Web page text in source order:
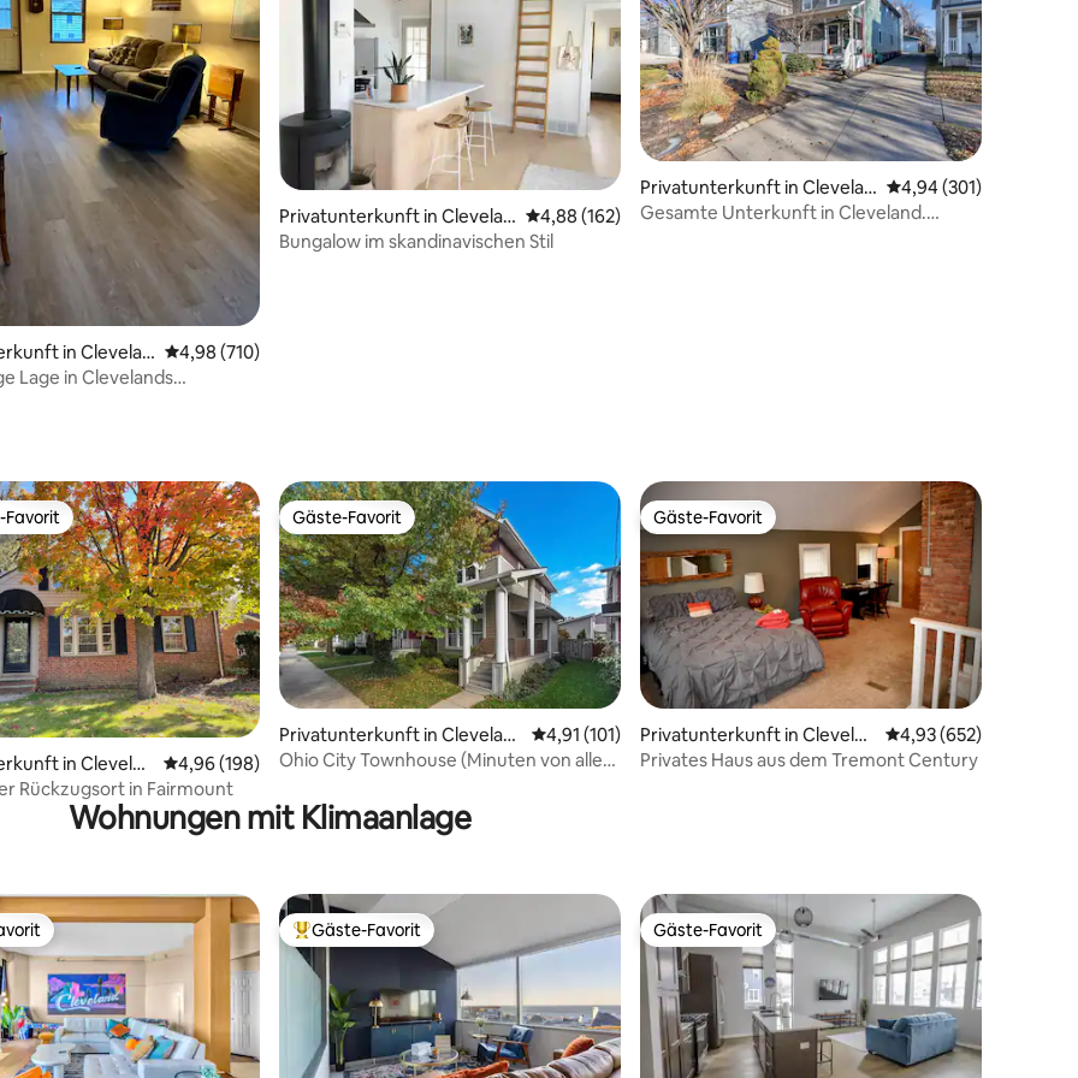
4,98 von 5, 108 Bewertungen
in Clevelan Durchschnittliche Bewertung: 4,98 von 5, 710 Bewertungen
4,98 (710)
Lage in Clevelands
Privatunterkunft in Clevelan
d
Durchschnittliche Bewertung: 4,88 von 5, 162 Bewertungen
4,88 (162)
Bungalow im skandinavischen Stil
Privatunterkunft in Clevelan
d
Durchschnittliche
4,94 (301)
Gesamte Unterkunft in Cleveland.
4,93 von 5, 156 Bewertungen
Gäste-Favorit.
Favorit
in Clevelan
Durchschnittliche Bewertung: 4,96 von 5, 198 Bewertungen
4,96 (198)
Rückzugsort in Fairmount
Gäste-Favorit
Gäste-Favorit
Privatunterkunft in Clevelan
d
Durchschnittliche Bewertung: 4,91 von 5, 101 Bewertungen
4,91 (101)
Ohio City Townhouse (Minuten von allem
Gäste-Favorit
Gäste-Favorit
Privatunterkunft in Clevelan
d
Durchschnittliche
4,93 (652)
Privates Haus aus dem Tremont Century
Wohnungen mit Klimaanlage
Beliebter Gäste-Favorit.
Gäste-Favorit Gäste-Favorit
Gäste-Favorit